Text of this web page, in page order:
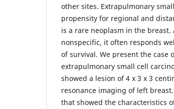
other sites. Extrapulmonary
propensity for regional and
is a rare neoplasm in the
nonspecific, it often responds
of survival. We present the case
extrapulmonary small cell
showed a lesion of 4 x 3 x 3
resonance imaging of left
that showed the characteristics